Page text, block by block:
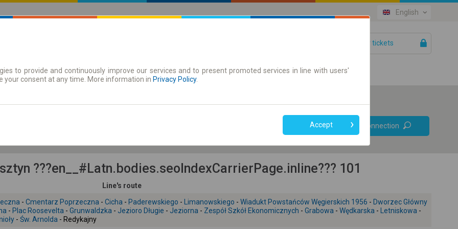
English
Your tickets
| Tickets Season tickets
Online ticket only
Find connection
???en__#Latn.bodies.seoIndexCarrierPage.inline??? 101
Line's route
- Cmentarz Poprzeczna - Cicha - Paderewskiego - Limanowskiego - Wiadukt Powstańców Węgierskich 1956 - Dworzec Główny
- Plac Roosevelta - Grunwaldzka - Jezioro Długie - Jeziorna - Zespół Szkół Ekonomicznych - Grabowa - Wędkarska - Letniskowa -
- Św. Arnolda - Redykajny
to provide and continuously improve our services and to present promoted services in line with users'
your consent at any time. More information in Privacy Policy.
Accept